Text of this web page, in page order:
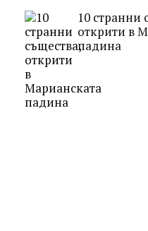
10 странни
открити в
падина